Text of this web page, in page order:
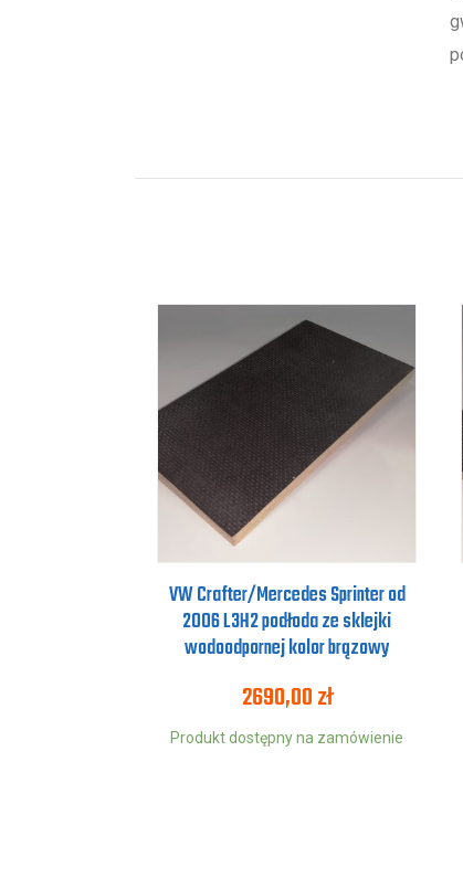
VW Crafter/Mercedes Sprinter od
2006 L3H2 podłoda ze sklejki
wodoodpornej kolor brązowy
2690,00zł
Produkt dostępny na zamówienie